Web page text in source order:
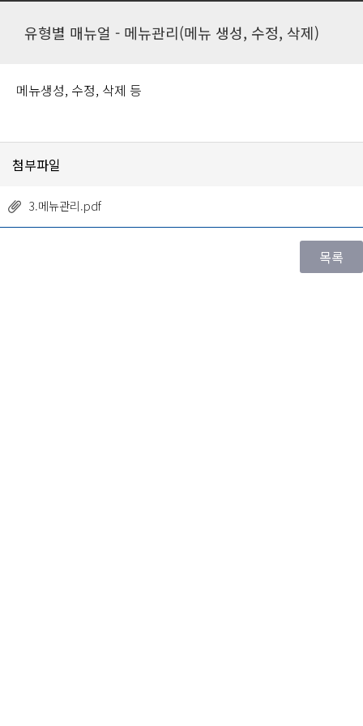
유형별 매뉴얼 - 메뉴관리(메뉴 생성, 수정, 삭제)
메뉴생성, 수정, 삭제 등
첨부파일
3.메뉴관리.pdf